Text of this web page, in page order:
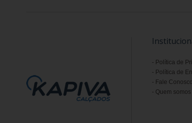
Política de
Política de
Fale Conosco
Quem somos